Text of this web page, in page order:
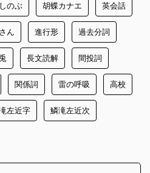
のぶ 胡蝶カナエ 英会話
ん 進行形 過去分詞
長文読解 間投詞
関係詞 雷の呼吸 高校
左近字 鱗滝左近次